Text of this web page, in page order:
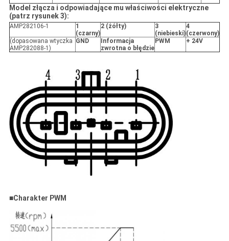
Model złącza i odpowiadające mu właściwości elektryczne
(patrz rysunek 3):
AMP282106-1
1
(czarny)
2 (żółty)
3
(niebieski)
4
(czerwony)
(dopasowana wtyczka
AMP282088-1)
GND
Informacja
zwrotna o błędzie
PWM + 24V
■Charakter PWM